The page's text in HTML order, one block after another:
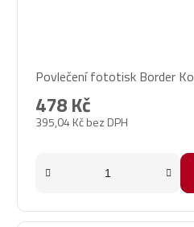
hodnocení
produktu
je
Povlečení fototisk Border
395,04 Kč bez DPH
478 Kč